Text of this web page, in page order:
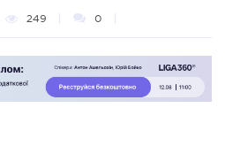
249 0